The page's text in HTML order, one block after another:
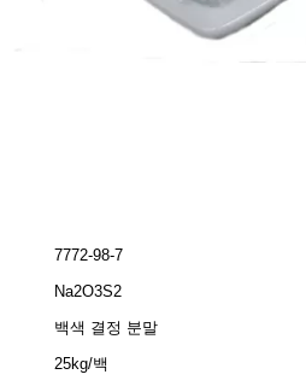
7772-98-7
Na2O3S2
백색 결정 분말
25kg/백